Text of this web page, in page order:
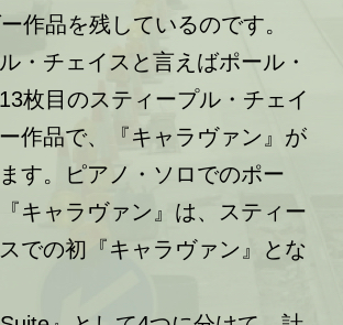
作品を残しているのです。
・チェイスと言えばポール・
枚目のスティープル・チェイ
作品で、『キャラヴァン』が
す。ピアノ・ソロでのポー
キャラヴァン』は、スティー
での初『キャラヴァン』とな